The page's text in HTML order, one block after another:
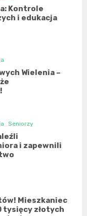
Kontrole
i edukacja
Wielenia –
Seniorzy
i zapewnili
Mieszkaniec
tysięcy złotych